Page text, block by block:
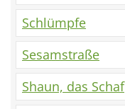
Schlümpfe
Sesamstraße
Shaun, das Schaf